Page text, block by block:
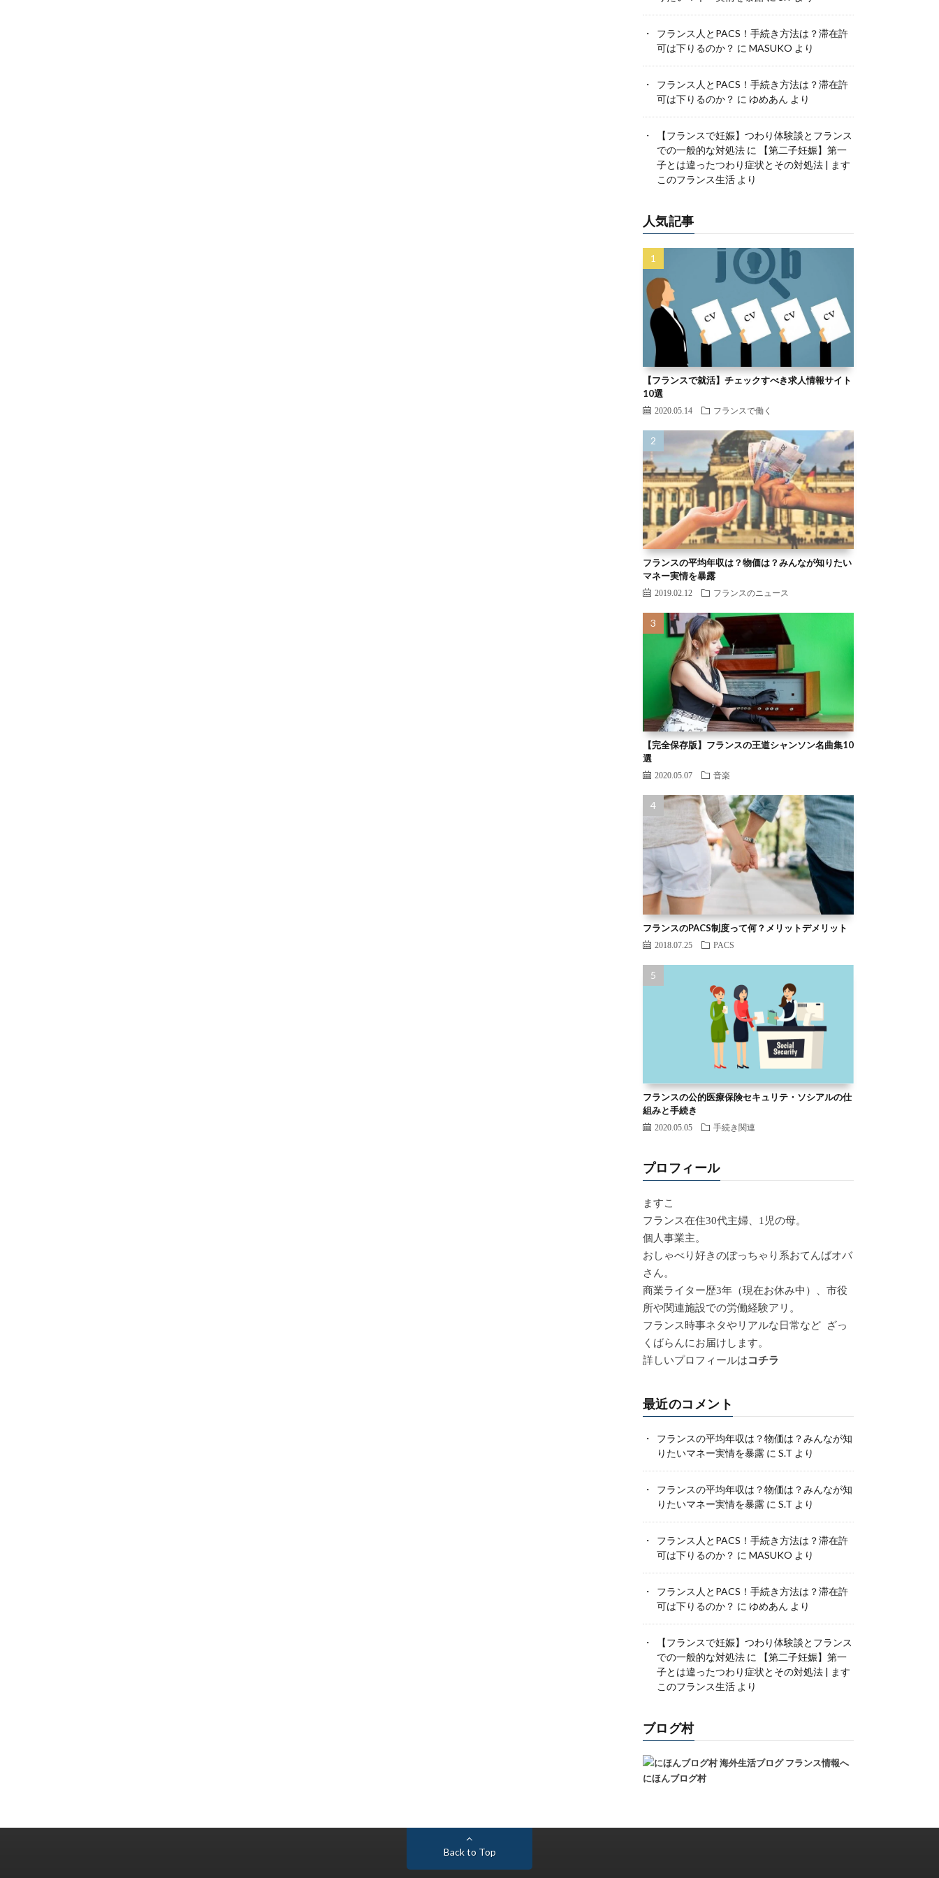
フランス人とPACS！手続き方法は？滞在許
可は下りるのか？ に MASUKO より
フランス人とPACS！手続き方法は？滞在許
可は下りるのか？ に ゆめあん より
【フランスで妊娠】つわり体験談とフランス
での一般的な対処法に
【第二子妊娠】第一
子とは違ったつわり症状とその対処法 | ます
このフランス生活より
人気記事
【フランスで就活】チェックすべき求人情報サイト
10選
2020.05.14 フランスで働く
フランスの平均年収は？物価は？みんなが知りたい
マネー実情を暴露
2019.02.12 フランスのニュース
【完全保存版】フランスの王道シャンソン名曲集10
選
2020.05.07 音楽
フランスのPACS制度って何？メリットデメリット
2018.07.25 PACS
フランスの公的医療保険セキュリテ・ソシアルの仕
組みと手続き
2020.05.05 手続き関連
プロフィール
ますこ
フランス在住30代主婦、1児の母。
個人事業主。
おしゃべり好きのぽっちゃり系おてんばオバ
さん。
商業ライター歴3年（現在お休み中）、市役
所や関連施設での労働経験アリ。
フランス時事ネタやリアルな日常など ざっ
くばらんにお届けします。
詳しいプロフィールはコチラ
最近のコメント
フランスの平均年収は？物価は？みんなが知
りたいマネー実情を暴露に S.T より
フランスの平均年収は？物価は？みんなが知
りたいマネー実情を暴露に S.T より
フランス人とPACS！手続き方法は？滞在許
可は下りるのか？ に MASUKO より
フランス人とPACS！手続き方法は？滞在許
可は下りるのか？ に ゆめあん より
【フランスで妊娠】つわり体験談とフランス
での一般的な対処法に
【第二子妊娠】第一
子とは違ったつわり症状とその対処法 | ます
このフランス生活より
ブログ村
にほんブログ村
Back to Top